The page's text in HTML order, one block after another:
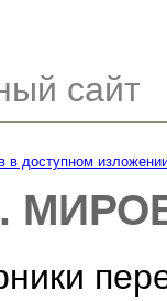
сайт
в доступном